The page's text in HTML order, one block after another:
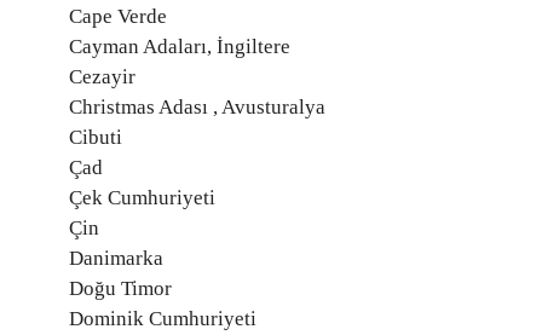
Cape Verde
Cayman Adaları, İngiltere
Cezayir
Christmas Adası , Avusturalya
Cibuti
Çad
Çek Cumhuriyeti
Çin
Danimarka
Doğu Timor
Dominik Cumhuriyeti